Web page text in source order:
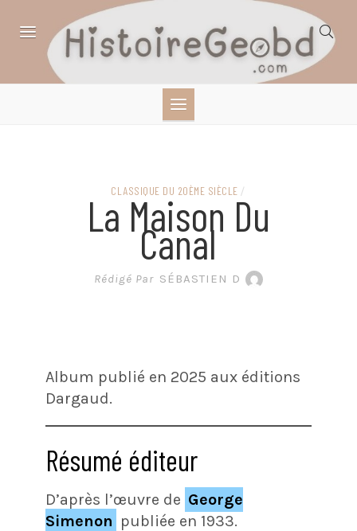
SCIENCES,
LITTÉRATURE EN
BANDE DESSINÉE
CLASSIQUE DU 20ÈME SIÈCLE /
La Maison Du
Canal
Rédigé Par SÉBASTIEN D
Album publié en 2025 aux éditions
Dargaud.
Résumé éditeur
D’après l’œuvre de George
Simenon publiée en 1933.